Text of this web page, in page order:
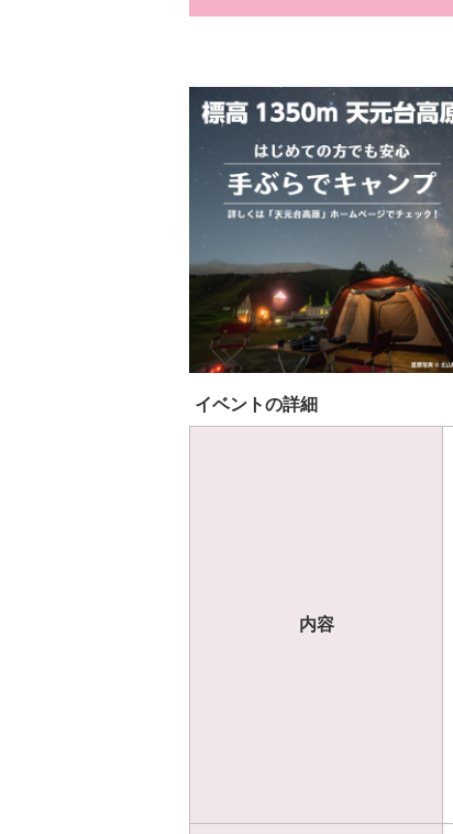
イベントの詳細
内容